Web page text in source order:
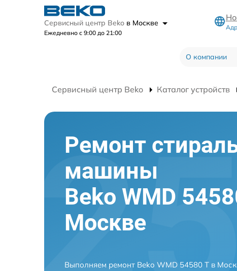
Сервисный центр Beko в Москве
Ежедневно с 9:00 до 21:00
О компании
Сервисный центр Beko Каталог устройств
Ремонт
машины
Beko WMD
Москве
Выполняем ремонт Beko WMD 54580 T в